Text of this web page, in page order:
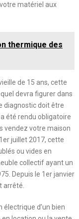
matériel aux
thermique des
de 15 ans, cette
devra figurer dans
diagnostic doit être
été rendu obligatoire
vendez votre maison
erjuillet 2017, cette
ou vides en
collectif ayant un
Depuis le 1 erjanvier
arrêté.
électrique d’un bien